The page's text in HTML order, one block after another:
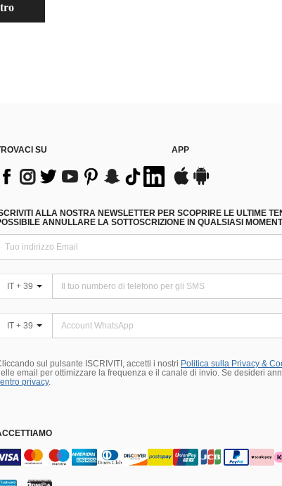
SU APP
ALLA NOSTRA NEWSLETTER PER SCOPRIRE LE ULTIME
ANNULLARE LA SOTTOSCRIZIONE IN QUALSIASI
IT + 39
IT + 39
sul pulsante ISCRIVITI, accetti i nostri Politica sulla Privacy &
email per ottimizzare la frequenza e il canale di invio. Se desideri
privacy.